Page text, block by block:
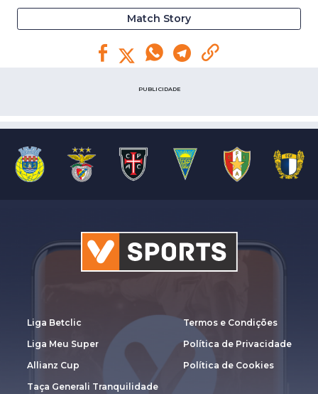
Match Story
PUBLICIDADE
Liga Betclic
Liga Meu Super
Allianz Cup
Taça Generali Tranquilidade
Termos e Condições
Política de Privacidade
Política de Cookies